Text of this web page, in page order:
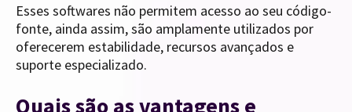
Esses softwares não permitem acesso ao seu código-
fonte, ainda assim, são amplamente utilizados por
oferecerem estabilidade, recursos avançados e
suporte especializado.
Quais são as vantagens e